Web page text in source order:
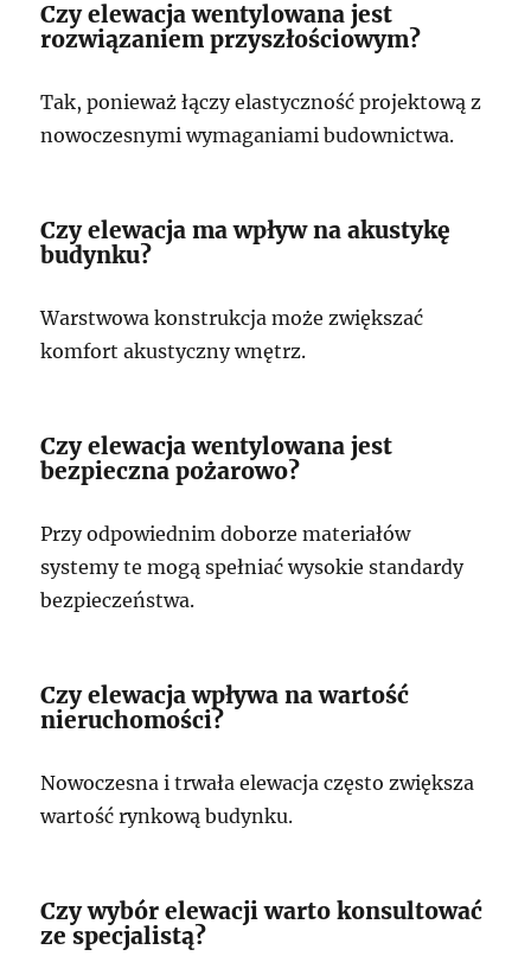
Czy elewacja wentylowana jest
rozwiązaniem przyszłościowym?
Tak, ponieważ łączy elastyczność projektową z
nowoczesnymi wymaganiami budownictwa.
Czy elewacja ma wpływ na akustykę
budynku?
Warstwowa konstrukcja może zwiększać
komfort akustyczny wnętrz.
Czy elewacja wentylowana jest
bezpieczna pożarowo?
Przy odpowiednim doborze materiałów
systemy te mogą spełniać wysokie standardy
bezpieczeństwa.
Czy elewacja wpływa na wartość
nieruchomości?
Nowoczesna i trwała elewacja często zwiększa
wartość rynkową budynku.
Czy wybór elewacji warto konsultować
ze specjalistą?